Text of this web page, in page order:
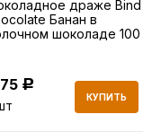
драже Bind
Банан в
шоколаде 100
Р
КУПИТЬ